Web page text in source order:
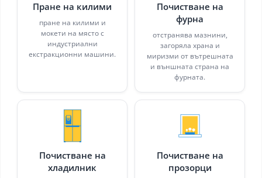
Пране на килими
пране на килими и
мокети на място с
индустриални
екстракционни машини.
Почистване на
фурна
отстранява мазнини,
загоряла храна и
миризми от вътрешната
и външната страна на
фурната.
Почистване на
хладилник
Почистване на
прозорци